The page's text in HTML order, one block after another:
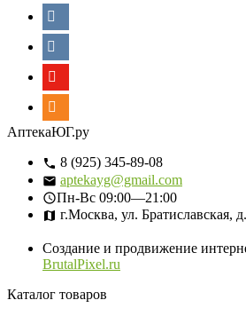
АптекаЮГ.ру
8 (925) 345-89-08
aptekayg@gmail.com
Пн-Вс 09:00—21:00
г.Москва, ул. Братиславская,
Создание и продвижение
BrutalPixel.ru
Каталог товаров